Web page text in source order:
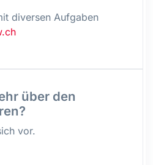
diversen Aufgaben
über den
vor.